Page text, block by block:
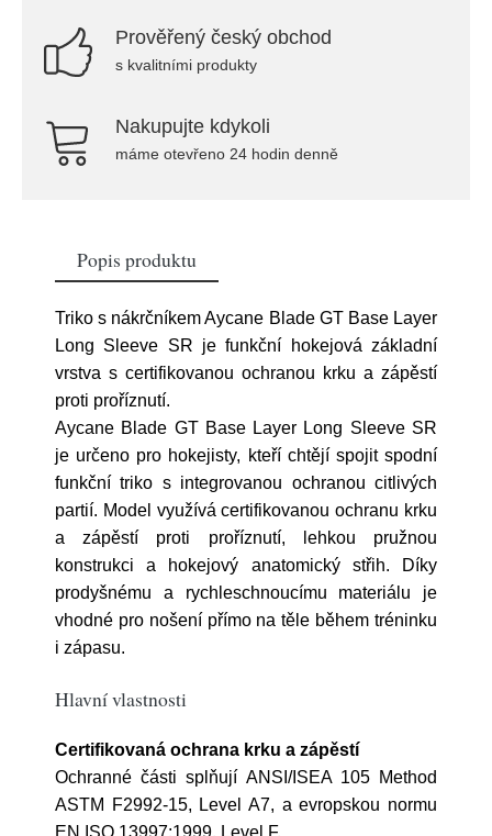
Prověřený český obchod
s kvalitními produkty
Nakupujte kdykoli
máme otevřeno 24 hodin denně
Popis produktu
Triko s nákrčníkem Aycane Blade GT Base Layer
Long Sleeve SR je funkční hokejová základní
vrstva s certifikovanou ochranou krku a zápěstí
proti proříznutí.
Aycane Blade GT Base Layer Long Sleeve SR
je určeno pro hokejisty, kteří chtějí spojit spodní
funkční triko s integrovanou ochranou citlivých
partií. Model využívá certifikovanou ochranu krku
a zápěstí proti proříznutí, lehkou pružnou
konstrukci a hokejový anatomický střih. Díky
prodyšnému a rychleschnoucímu materiálu je
vhodné pro nošení přímo na těle během tréninku
i zápasu.
Hlavní vlastnosti
Certifikovaná ochrana krku a zápěstí
Ochranné části splňují ANSI/ISEA 105 Method
ASTM F2992-15, Level A7, a evropskou normu
EN ISO 13997:1999, Level F.